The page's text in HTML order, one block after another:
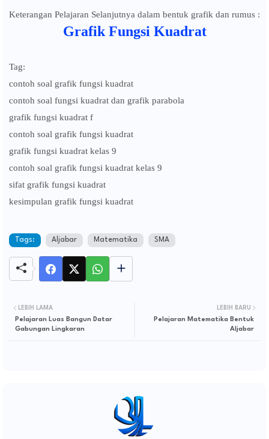
Keterangan Pelajaran Selanjutnya dalam bentuk grafik dan rumus :
Grafik Fungsi Kuadrat
Tag:
contoh soal grafik fungsi kuadrat
contoh soal fungsi kuadrat dan grafik parabola
grafik fungsi kuadrat f
contoh soal grafik fungsi kuadrat
grafik fungsi kuadrat kelas 9
contoh soal grafik fungsi kuadrat kelas 9
sifat grafik fungsi kuadrat
kesimpulan grafik fungsi kuadrat
Tags: Aljabar Matematika SMA
LEBIH BARU
Pelajaran Matematika Bentuk
Aljabar
LEBIH LAMA
Pelajaran Luas Bangun Datar
Gabungan Lingkaran